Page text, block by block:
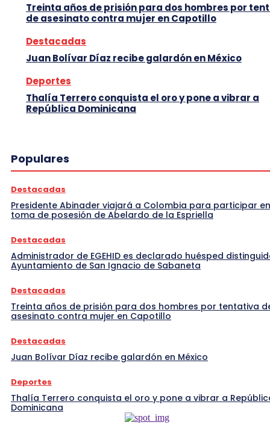
Treinta años de prisión para dos hombres por
de asesinato contra mujer en Capotillo
Destacadas
Juan Bolívar Díaz recibe galardón en México
Deportes
Thalía Terrero conquista el oro y pone a vibrar a
República Dominicana
Populares
Destacadas
Presidente Abinader viajará a Colombia para participar
toma de posesión de Abelardo de la Espriella
Destacadas
Administrador de EGEHID es declarado huésped
Ayuntamiento de San Ignacio de Sabaneta
Destacadas
Treinta años de prisión para dos hombres por tentativa
asesinato contra mujer en Capotillo
Destacadas
Juan Bolívar Díaz recibe galardón en México
Deportes
Thalía Terrero conquista el oro y pone a vibrar a
Dominicana